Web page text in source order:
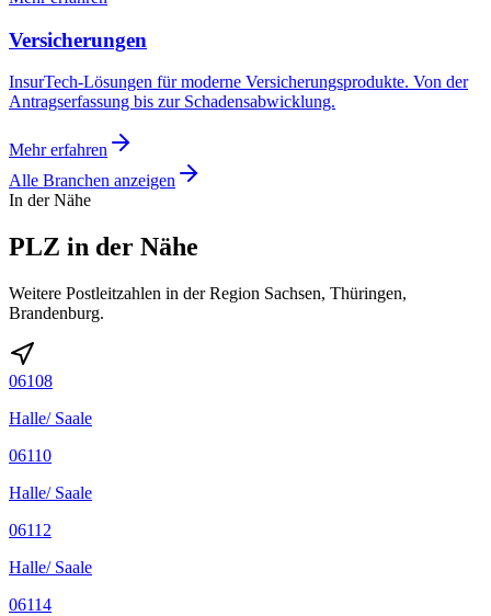
Versicherungen
InsurTech-Lösungen für moderne Versicherungsprodukte. Von der
Antragserfassung bis zur Schadensabwicklung.
Mehr erfahren
Alle Branchen anzeigen
In der Nähe
PLZ in der Nähe
Weitere Postleitzahlen in der Region Sachsen, Thüringen,
Brandenburg.
06108
Halle/ Saale
06110
Halle/ Saale
06112
Halle/ Saale
06114